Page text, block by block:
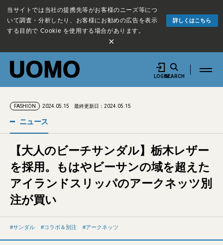
当サイトでは当社の提携先等がお客様のニーズ等につ
いて調査・分析したり、お客様にお勧めの広告を表示
する目的で Cookie を使用する場合があります。
詳しくはこちら
×
LOGINSEARCH
FASHION 2024.05.15 最終更新日：2024.05.15
ニュース
【大人のビーチサンダル】栃木レザー
を採用。もはやビーサンの域を超えた
アイランドスリッパのアークネッツ別
注が買い
サンダル コラボ＆別注 アークネッツ